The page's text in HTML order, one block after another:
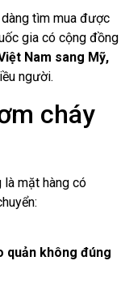
tìm mua được
gia có cộng đồng
Nam sang Mỹ,
người.
cháy
là mặt hàng có
quản không đúng